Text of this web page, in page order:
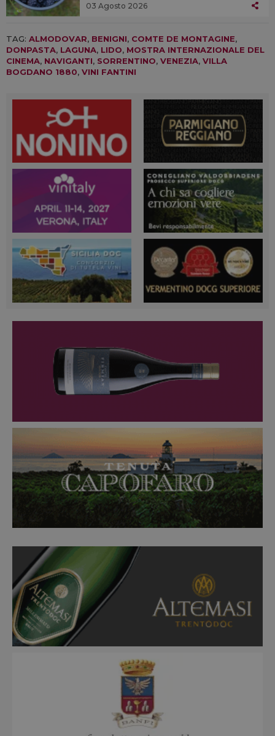
03 Agosto 2026
TAG: ALMODOVAR, BENIGNI, COMTE DE MONTAGINE,
DONPASTA, LAGUNA, LIDO, MOSTRA INTERNAZIONALE DEL
CINEMA, NAVIGANTI, SORRENTINO, VENEZIA, VILLA
BOGDANO 1880, VINI FANTINI